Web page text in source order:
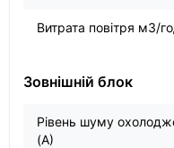
Витрата повітря м3/
Зовнішній блок
Рівень шуму
(А)